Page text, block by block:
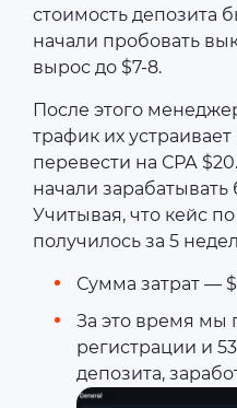
стоимость депозита
начали пробовать
вырос до $7-8.
После этого
трафик их
перевести на СРА
начали
Учитывая, что кейс по
получилось за 5
Сумма затрат —
За это время мы
регистрации и
депозита,